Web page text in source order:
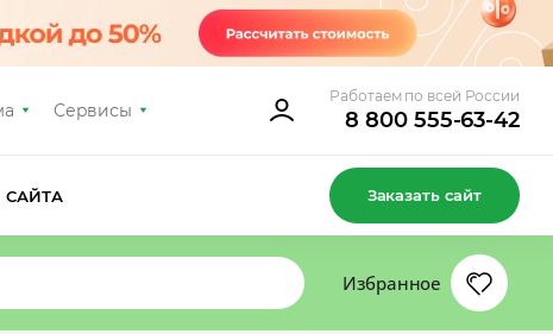
Сервисы
Работаем по всей России
8 800 555-63-42
Заказать сайт
Избранное